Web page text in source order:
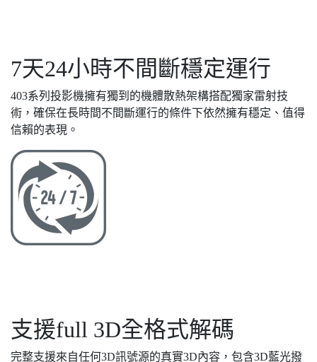
7天24小時不間斷穩定運行
403系列投影機擁有獨到的機體散熱架構搭配獨家雷射技
術，確保在長時間不間斷運行的條件下依然擁有穩定、值得
信賴的表現。
支援full 3D全格式解碼
完整支援來自任何3D訊號源的真實3D內容，包含3D藍光撥